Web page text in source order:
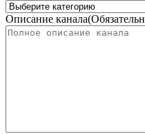
Описание канала